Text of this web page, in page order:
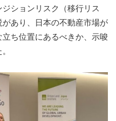
ションリスク（移行リス
あり、日本の不動産市場が
ち位置にあるべきか、示唆